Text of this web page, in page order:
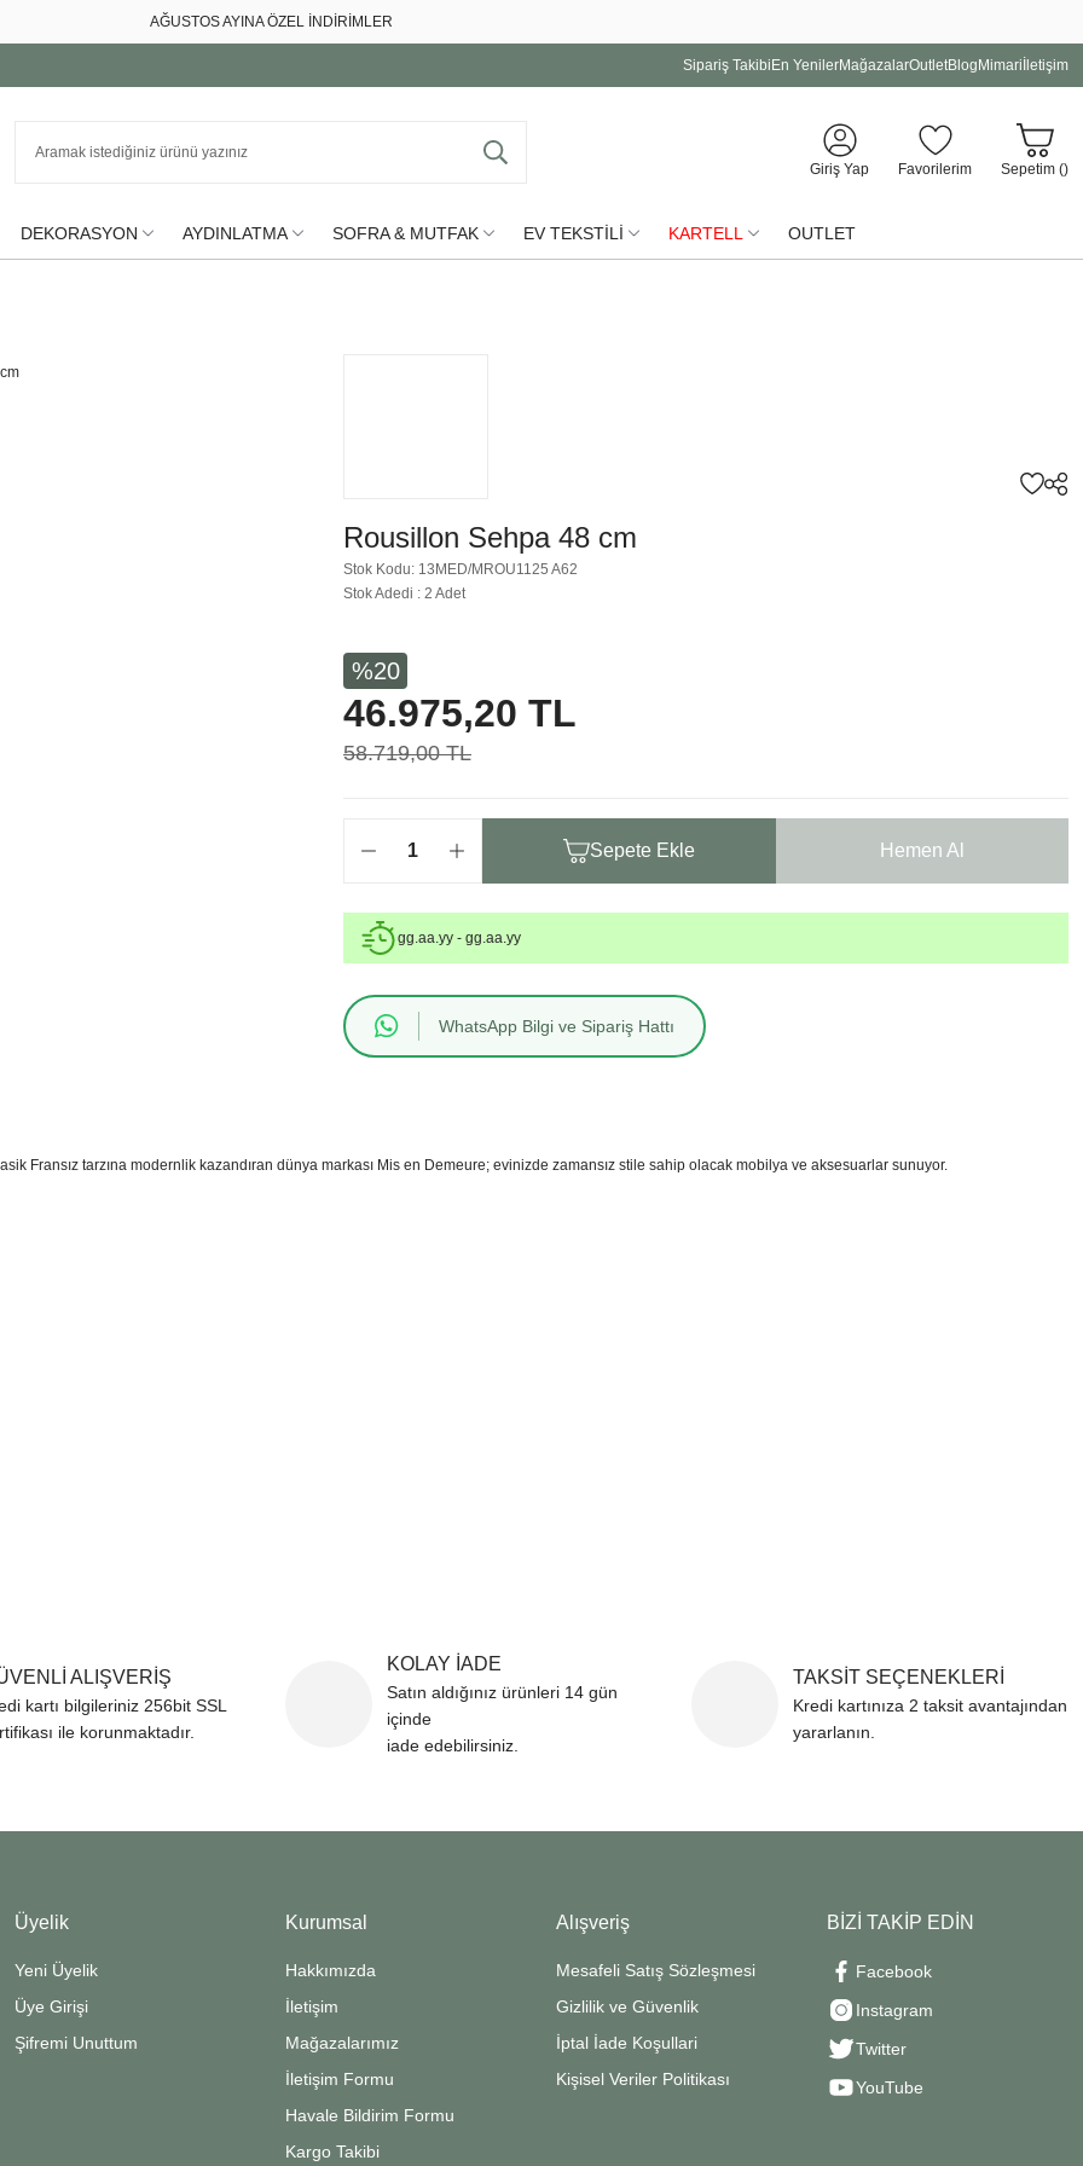
AĞUSTOS AYINA ÖZEL İNDİRİMLER
Sipariş Takibi En YenilerMağazalarOutletBlog Mimari İletişim
Giriş Yap Favorilerim Sepetim ()
DEKORASYON AYDINLATMA SOFRA & MUTFAK EV TEKSTİLİ KARTELL OUTLET
Rousillon Sehpa 48 cm
Stok Kodu: 13MED/MROU1125 A62
Stok Adedi : 2 Adet
%20
46.975,20 TL
58.719,00 TL
Sepete Ekle Hemen Al
gg.aa.yy - gg.aa.yy
WhatsApp Bilgi ve Sipariş Hattı
Fransız tarzına modernlik kazandıran dünya markası Mis en Demeure; evinizde zamansız stile sahip olacak mobilya ve aksesuarlar sunuyor.
ALIŞVERİŞ
kartı bilgileriniz 256bit SSL
ile korunmaktadır.
KOLAY İADE
Satın aldığınız ürünleri 14 gün
içinde
iade edebilirsiniz.
TAKSİT SEÇENEKLERİ
Kredi kartınıza 2 taksit avantajından
yararlanın.
Üyelik
Yeni Üyelik
Üye Girişi
Şifremi Unuttum
Kurumsal
Hakkımızda
İletişim
Mağazalarımız
İletişim Formu
Havale Bildirim Formu
Kargo Takibi
Alışveriş
Mesafeli Satış Sözleşmesi
Gizlilik ve Güvenlik
İptal İade Koşullari
Kişisel Veriler Politikası
BİZİ TAKİP EDİN
Facebook
Instagram
Twitter
YouTube